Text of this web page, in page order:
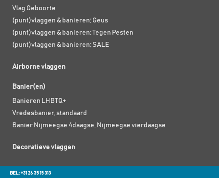
Vlag Geboorte
(punt)vlaggen & banieren; Geus
(punt)vlaggen & banieren; Tegen Pesten
(punt)vlaggen & banieren; SALE
Airborne vlaggen
Banier(en)
Banieren LHBTQ+
Vredesbanier, standaard
Banier Nijmeegse 4daagse, Nijmeegse vierdaagse
Decoratieve vlaggen
BEL: +31 26 35 15 313